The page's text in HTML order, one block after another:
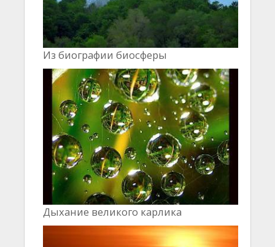
Из биографии биосферы
Дыхание великого карлика